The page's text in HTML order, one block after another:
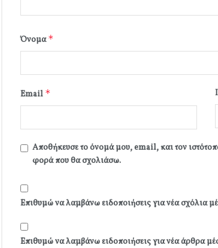
Όνομα*
Email *
Αποθήκευσε το όνομά μου, email, και τον
φορά που θα σχολιάσω.
Επιθυμώ να λαμβάνω ειδοποιήσεις για νέα σχόλια
Επιθυμώ να λαμβάνω ειδοποιήσεις για νέα άρθρα